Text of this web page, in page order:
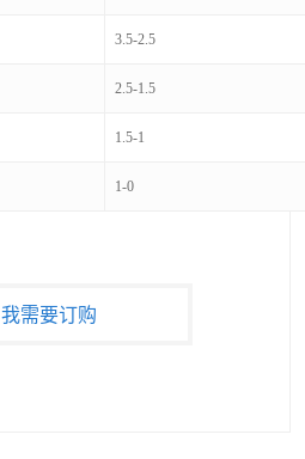
3.5-2.5
2.5-1.5
1.5-1
1-0
我需要订购